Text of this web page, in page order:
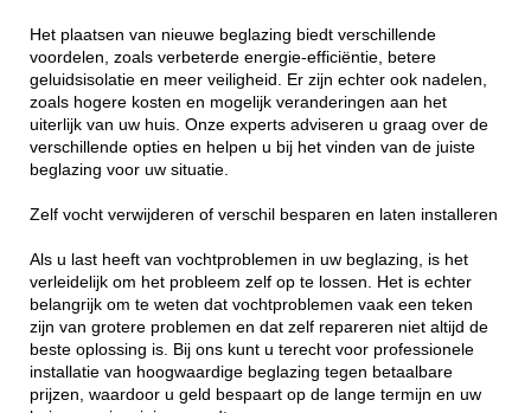
Het plaatsen van nieuwe beglazing biedt verschillende
voordelen, zoals verbeterde energie-efficiëntie, betere
geluidsisolatie en meer veiligheid. Er zijn echter ook nadelen,
zoals hogere kosten en mogelijk veranderingen aan het
uiterlijk van uw huis. Onze experts adviseren u graag over de
verschillende opties en helpen u bij het vinden van de juiste
beglazing voor uw situatie.
Zelf vocht verwijderen of verschil besparen en laten installeren
Als u last heeft van vochtproblemen in uw beglazing, is het
verleidelijk om het probleem zelf op te lossen. Het is echter
belangrijk om te weten dat vochtproblemen vaak een teken
zijn van grotere problemen en dat zelf repareren niet altijd de
beste oplossing is. Bij ons kunt u terecht voor professionele
installatie van hoogwaardige beglazing tegen betaalbare
prijzen, waardoor u geld bespaart op de lange termijn en uw